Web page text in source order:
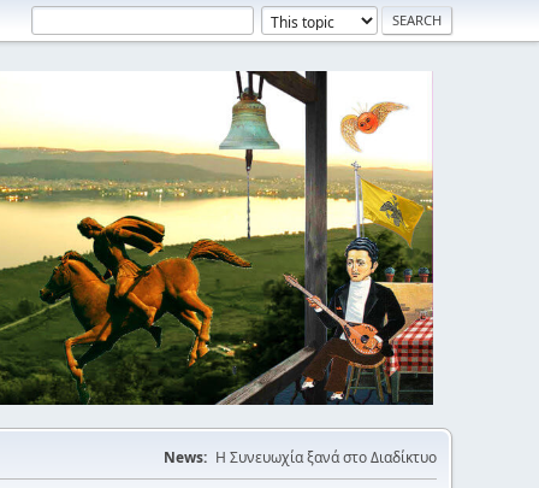
News: Η Συνευωχία ξανά στο Διαδίκτυο